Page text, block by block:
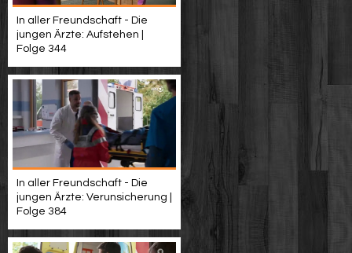
In aller Freundschaft - Die
jungen Ärzte: Aufstehen |
Folge 344
In aller Freundschaft - Die
jungen Ärzte: Verunsicherung |
Folge 384